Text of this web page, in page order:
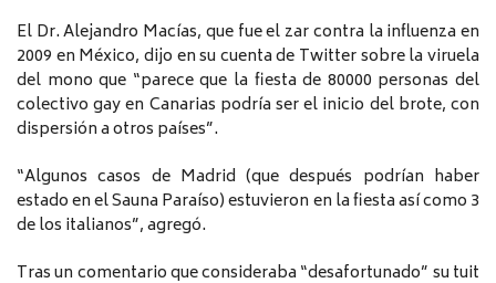
El Dr. Alejandro Macías, que fue el zar contra la influenza en
2009 en México, dijo en su cuenta de Twitter sobre la viruela
del mono que “parece que la fiesta de 80000 personas del
colectivo gay en Canarias podría ser el inicio del brote, con
dispersión a otros países”.
“Algunos casos de Madrid (que después podrían haber
estado en el Sauna Paraíso) estuvieron en la fiesta así como 3
de los italianos”, agregó.
Tras un comentario que consideraba “desafortunado” su tuit